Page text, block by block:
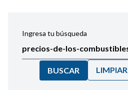
Ingresa tu búsqueda
BUSCAR LIMPIAR